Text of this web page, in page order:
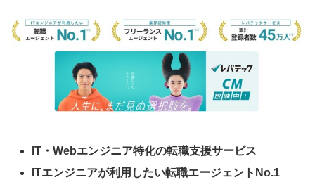
IT・Webエンジニア特化の転職支援サービス
ITエンジニアが利用したい転職エージェントNo.1